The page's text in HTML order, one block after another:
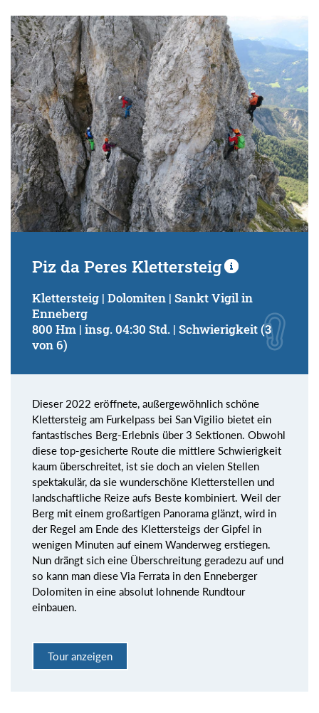
Piz da Peres Klettersteig
Klettersteig | Dolomiten | Sankt Vigil in
Enneberg
800 Hm | insg. 04:30 Std. | Schwierigkeit (3
von 6)
Dieser 2022 eröffnete, außergewöhnlich schöne
Klettersteig am Furkelpass bei San Vigilio bietet ein
fantastisches Berg-Erlebnis über 3 Sektionen. Obwohl
diese top-gesicherte Route die mittlere Schwierigkeit
kaum überschreitet, ist sie doch an vielen Stellen
spektakulär, da sie wunderschöne Kletterstellen und
landschaftliche Reize aufs Beste kombiniert. Weil der
Berg mit einem großartigen Panorama glänzt, wird in
der Regel am Ende des Klettersteigs der Gipfel in
wenigen Minuten auf einem Wanderweg erstiegen.
Nun drängt sich eine Überschreitung geradezu auf und
so kann man diese Via Ferrata in den Enneberger
Dolomiten in eine absolut lohnende Rundtour
einbauen.
Tour anzeigen